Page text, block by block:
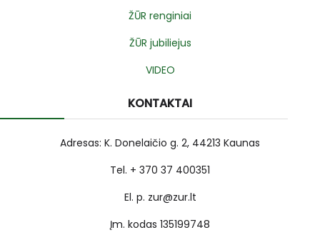
ŽŪR renginiai
ŽŪR jubiliejus
VIDEO
KONTAKTAI
Adresas: K. Donelaičio g. 2, 44213 Kaunas
Tel. + 370 37 400351
El. p. zur@zur.lt
Įm. kodas 135199748